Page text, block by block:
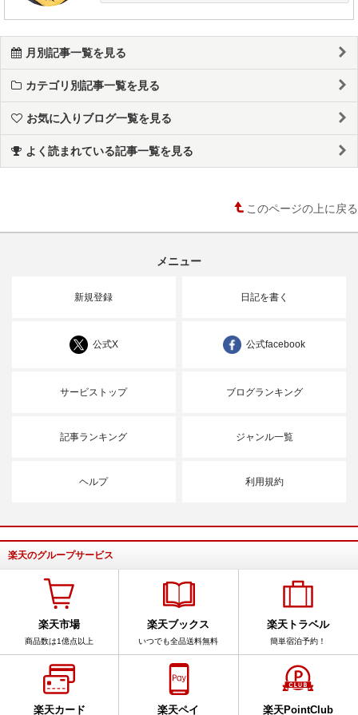
月別記事一覧を見る
カテゴリ別記事一覧を見る
お気に入りブログ一覧を見る
よく読まれている記事一覧を見る
このページの上に戻る
メニュー
新規登録 日記を書く
公式X 公式facebook
サービストップ ブログランキング
記事ランキング ジャンル一覧
ヘルプ 利用規約
楽天のグループサービス
楽天市場
商品数は1億点以上
楽天ブックス
いつでも全品送料無料
楽天トラベル
簡単宿泊予約！
楽天カード 楽天ペイ 楽天PointClub